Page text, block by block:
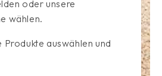
oder unsere
wählen.
Produkte auswählen und